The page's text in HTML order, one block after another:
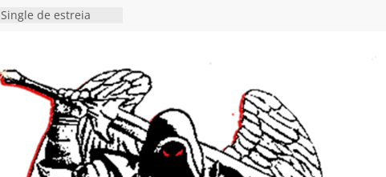
de estreia
vídeo de guitar & bass
“Eclipse”, segundo
“Dreaming”
a
e a artificialidade
e videoclipe de